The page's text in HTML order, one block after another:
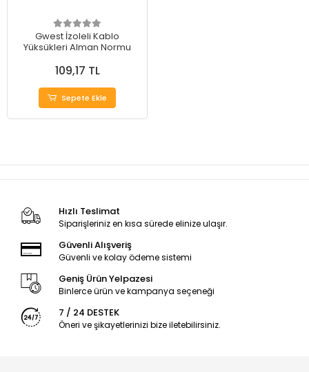
Gwest İzoleli Kablo
Yüksükleri Alman Normu
109,17 TL
Sepete Ekle
Hızlı Teslimat
Siparişleriniz en kısa sürede elinize ulaşır.
Güvenli Alışveriş
Güvenli ve kolay ödeme sistemi
Geniş Ürün Yelpazesi
Binlerce ürün ve kampanya seçeneği
7 / 24 DESTEK
Öneri ve şikayetlerinizi bize iletebilirsiniz.